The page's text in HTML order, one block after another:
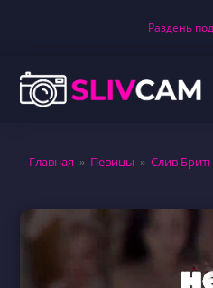
Раздень
Главная » Певицы » Слив